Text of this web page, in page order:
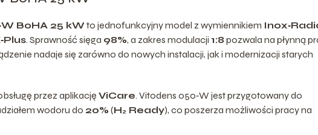
B0HA 25 kW to jednofunkcyjny model z wymiennikiem
. Sprawność sięga 98%, a zakres modulacji 1:8 pozwala na płynną
nadaje się zarówno do nowych instalacji, jak i modernizacji starych
przez aplikację ViCare. Vitodens 050‑W jest przygotowany do
wodoru do 20% (H₂ Ready), co poszerza możliwości pracy na